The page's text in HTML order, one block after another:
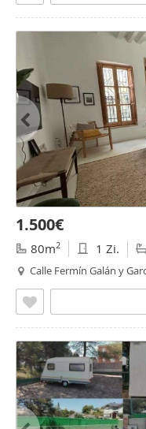
1.500€
80m2 1 Zi.
Calle Fermín Galán y